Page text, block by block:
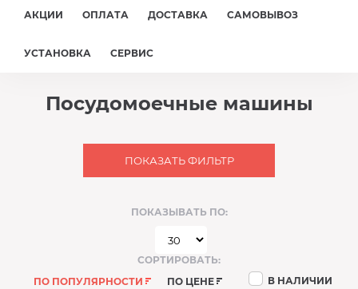
АКЦИИ ОПЛАТА ДОСТАВКА САМОВЫВОЗ
УСТАНОВКА СЕРВИС
Посудомоечные машины
ПОКАЗАТЬ ФИЛЬТР
ПОКАЗЫВАТЬ ПО:
СОРТИРОВАТЬ:
ПО ПОПУЛЯРНОСТИ
ПО ЦЕНЕ В НАЛИЧИИ